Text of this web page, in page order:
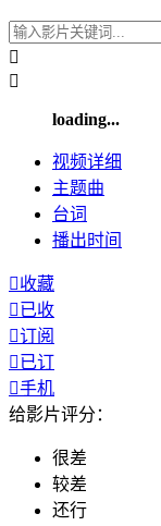


loading...
视频详细
主题曲
台词
播出时间
收藏
已收
订阅
已订
手机
给影片评分：
很差
较差
还行